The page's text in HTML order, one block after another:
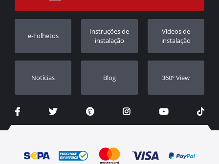
Rastrear ordem
Revendedores
e-Folhetos
Instruções de
instalação
Vídeos de
instalação
Notícias Blog 360º View